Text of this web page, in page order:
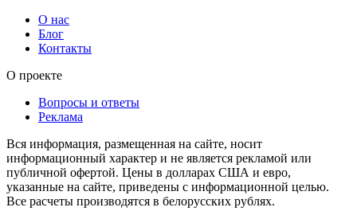
О нас
Блог
Контакты
О проекте
Вопросы и ответы
Реклама
Вся информация, размещенная на сайте, носит
информационный характер и не является рекламой или
публичной офертой. Цены в долларах США и евро,
указанные на сайте, приведены с информационной целью.
Все расчеты производятся в белорусских рублях.